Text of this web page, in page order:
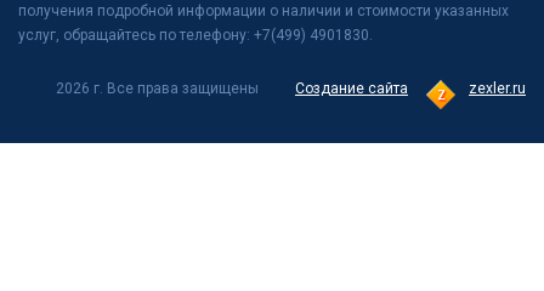
получения подробной информации о наличии и стоимости указанных
услуг, обращайтесь по телефону: +7(499) 4901830.
Создание сайта zexler.ru
2026 г. Все права защищены